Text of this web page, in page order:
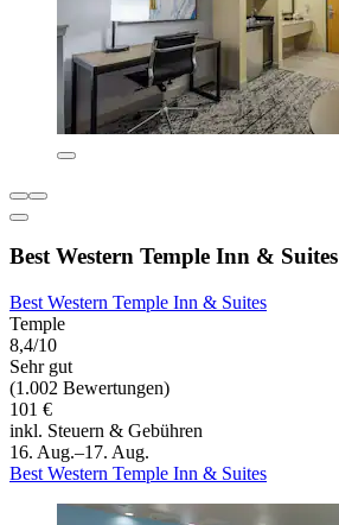
Best Western Temple Inn & Suites
Best Western Temple Inn & Suites
Temple
8,4/10
Sehr gut
(1.002 Bewertungen)
101 €
inkl. Steuern & Gebühren
16. Aug.–17. Aug.
Best Western Temple Inn & Suites